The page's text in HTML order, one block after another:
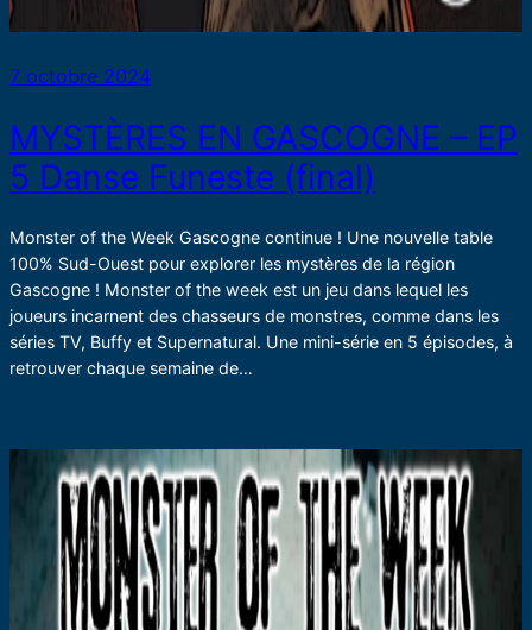
7 octobre 2024
MYSTÈRES EN GASCOGNE – EP
5 Danse Funeste (final)
Monster of the Week Gascogne continue ! Une nouvelle table
100% Sud-Ouest pour explorer les mystères de la région
Gascogne ! Monster of the week est un jeu dans lequel les
joueurs incarnent des chasseurs de monstres, comme dans les
séries TV, Buffy et Supernatural. Une mini-série en 5 épisodes, à
retrouver chaque semaine de…